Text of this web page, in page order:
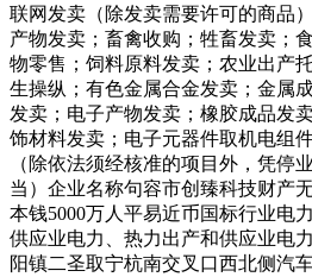
联网发卖（除发卖需要许可的商品
产物发卖；畜禽收购；牲畜发卖；
物零售；饲料原料发卖；农业出产
生操纵；有色金属合金发卖；金属
发卖；电子产物发卖；橡胶成品发
饰材料发卖；电子元器件取机电组
（除依法须经核准的项目外，凭停
当）企业名称句容市创臻科技财产
本钱5000万人平易近币国标行业电
供应业电力、热力出产和供应业电
阳镇二圣取宁杭南交叉口西北侧汽